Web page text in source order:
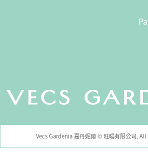
Vecs Gardenia 嘉丹妮爾 © 旺暘有限公司, All